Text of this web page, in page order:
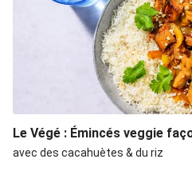
Le Végé : Émincés veggie
avec des cacahuètes & du riz